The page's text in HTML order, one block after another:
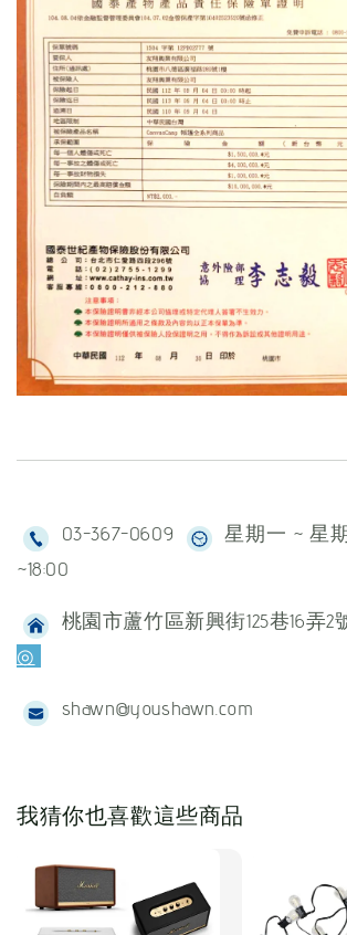
03-367-0609
星期一 ~ 星
~18:00
桃園市蘆竹區新興街125巷16弄2
◎
shawn@youshawn.com
我猜你也喜歡這些商品